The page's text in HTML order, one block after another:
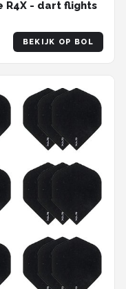
R4X - dart flights
BEKIJK OP BOL